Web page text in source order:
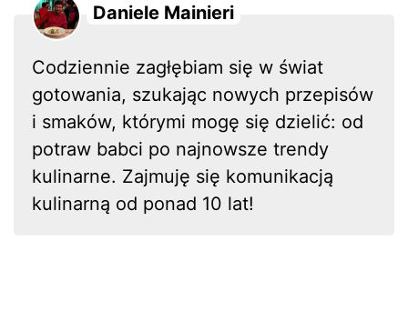
Daniele Mainieri
Codziennie zagłębiam się w świat
gotowania, szukając nowych przepisów
i smaków, którymi mogę się dzielić: od
potraw babci po najnowsze trendy
kulinarne. Zajmuję się komunikacją
kulinarną od ponad 10 lat!